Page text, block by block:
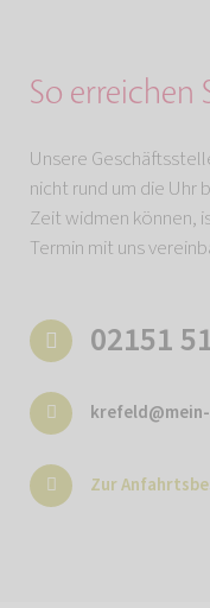
So erreichen
Unsere
nicht rund um die Uhr
Zeit widmen können,
Termin mit uns
02151
Zur